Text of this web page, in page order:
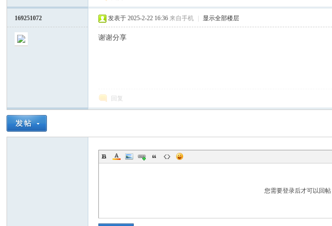
169251072 发表于 2025-2-22 16:36 来自手机 显示全部楼层
谢谢分享
回复
您需要登录后才可以回帖